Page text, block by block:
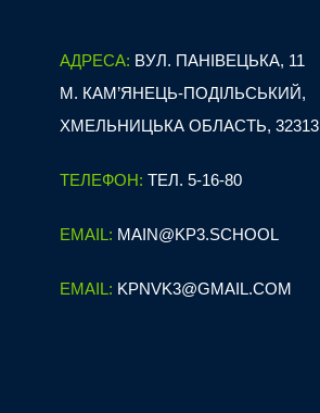
АДРЕСА: ВУЛ. ПАНІВЕЦЬКА, 11
М. КАМ’ЯНЕЦЬ-ПОДІЛЬСЬКИЙ,
ХМЕЛЬНИЦЬКА ОБЛАСТЬ, 32313
ТЕЛЕФОН: ТЕЛ. 5-16-80
EMAIL: MAIN@KP3.SCHOOL
EMAIL: KPNVK3@GMAIL.COM